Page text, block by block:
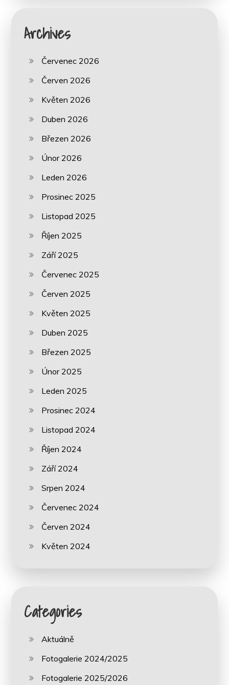
Archives
Červenec 2026
Červen 2026
Květen 2026
Duben 2026
Březen 2026
Únor 2026
Leden 2026
Prosinec 2025
Listopad 2025
Říjen 2025
Září 2025
Červenec 2025
Červen 2025
Květen 2025
Duben 2025
Březen 2025
Únor 2025
Leden 2025
Prosinec 2024
Listopad 2024
Říjen 2024
Září 2024
Srpen 2024
Červenec 2024
Červen 2024
Květen 2024
Categories
Aktuálně
Fotogalerie 2024/2025
Fotogalerie 2025/2026